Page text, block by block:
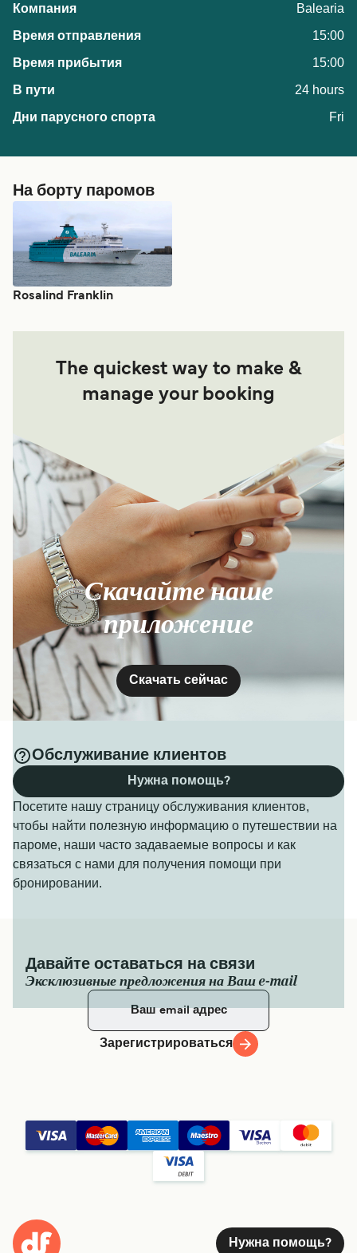
Balearia
15:00
15:00
24 hours
Fri
На борту паромов
Rosalind Franklin
The quickest way to make &
manage your booking
Скачайте наше
приложение
Скачать сейчас
Обслуживание клиентов
Посетите нашу страницу обслуживания клиентов,
чтобы найти полезную информацию о путешествии на
пароме, наши часто задаваемые вопросы и как
связаться с нами для получения помощи при
бронировании.
Нужна помощь?
Давайте оставаться на связи
Эксклюзивные предложения на Ваш e-mail
Зарегистрироваться
Нужна помощь?